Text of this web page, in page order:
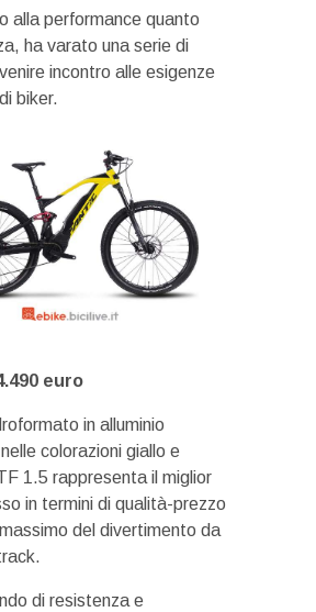
alla performance quanto
ha varato una serie di
incontro alle esigenze
biker.
euro
in alluminio
colorazioni giallo e
1.5 rappresenta il miglior
in termini di qualità-prezzo
del divertimento da
di resistenza e